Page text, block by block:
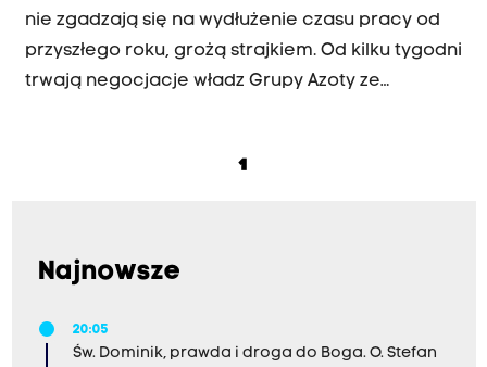
nie zgadzają się na wydłużenie czasu pracy od
przyszłego roku, grożą strajkiem. Od kilku tygodni
trwają negocjacje władz Grupy Azoty ze
1
Najnowsze
20:05
Św. Dominik, prawda i droga do Boga. O. Stefan